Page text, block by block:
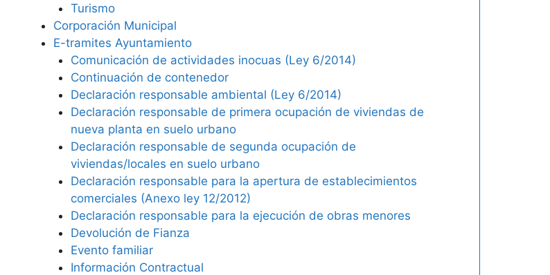
Turismo
Corporación Municipal
E-tramites Ayuntamiento
Comunicación de actividades inocuas (Ley 6/2014)
Continuación de contenedor
Declaración responsable ambiental (Ley 6/2014)
Declaración responsable de primera ocupación de viviendas de
nueva planta en suelo urbano
Declaración responsable de segunda ocupación de
viviendas/locales en suelo urbano
Declaración responsable para la apertura de establecimientos
comerciales (Anexo ley 12/2012)
Declaración responsable para la ejecución de obras menores
Devolución de Fianza
Evento familiar
Información Contractual